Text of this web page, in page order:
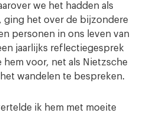
we het hadden als
ging het over de bijzondere
personen in ons leven van
jaarlijks reflectiegesprek
voor, net als Nietzsche
wandelen te bespreken.
ik hem met moeite